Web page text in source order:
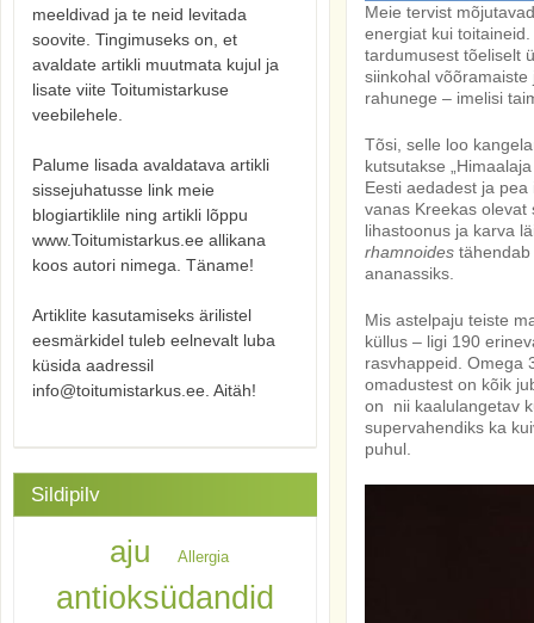
Meie tervist
energiat kui
tardumusest tõeliselt
siinkohal
rahunege – imelisi
Tõsi, selle loo
kutsutakse
Eesti aedadest ja
vanas Kreekas
lihastoonus ja karva
rhamnoides
ananassiks.
Mis astelpaju teiste
küllus – ligi 190
rasvhappeid. Omega
omadustest on kõik
on nii kaalulangetav
supervahendiks ka
puhul.
meeldivad ja te neid levitada
soovite. Tingimuseks on, et
avaldate artikli muutmata kujul ja
lisate viite Toitumistarkuse
veebilehele.
Palume lisada avaldatava artikli
sissejuhatusse link meie
blogiartiklile ning artikli lõppu
www.Toitumistarkus.ee allikana
koos autori nimega. Täname!
Artiklite kasutamiseks ärilistel
eesmärkidel tuleb eelnevalt luba
küsida aadressil
info@toitumistarkus.ee. Aitäh!
Sildipilv
aju Allergia
antioksüdandid